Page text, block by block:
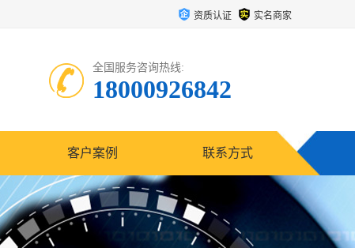
资质认证 实名商家
全国服务咨询热线:
18000926842
客户案例 联系方式